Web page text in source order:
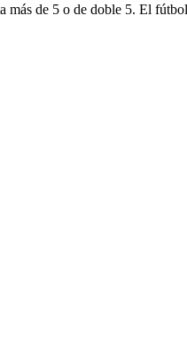
de 5 o de doble 5. El